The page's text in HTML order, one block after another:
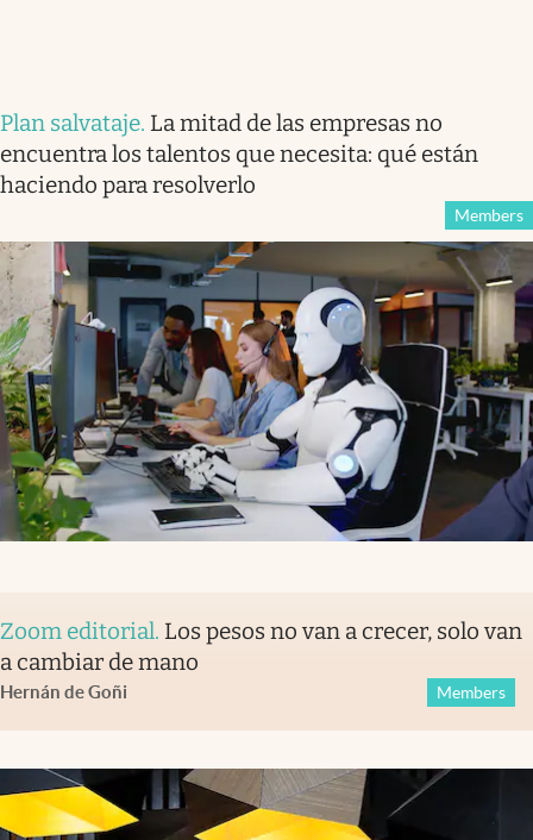
Plan salvataje. La mitad de las empresas no
encuentra los talentos que necesita: qué están
haciendo para resolverlo
Members
Zoom editorial. Los pesos no van a crecer, solo van
a cambiar de mano
Hernán de Goñi Members